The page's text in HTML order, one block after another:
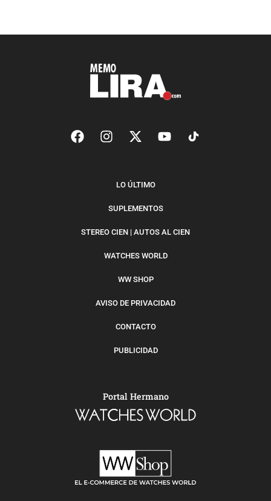
LO ÚLTIMO
SUPLEMENTOS
STEREO CIEN | AUTOS AL CIEN
WATCHES WORLD
WW SHOP
AVISO DE PRIVACIDAD
CONTACTO
PUBLICIDAD
Portal Hermano